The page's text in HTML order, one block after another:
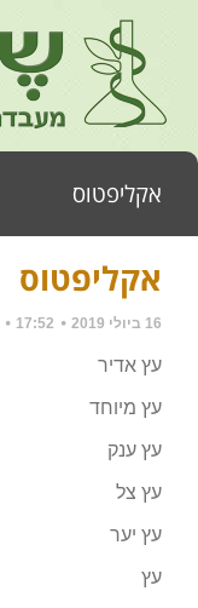
אקליפטוס
אקליפטוס
16 ביולי 2019 17:52
עץ אדיר
עץ מיוחד
עץ ענק
עץ צל
עץ יער
עץ